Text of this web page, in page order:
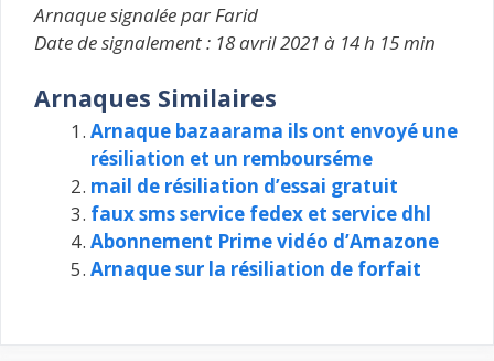
Arnaque signalée par Farid
Date de signalement : 18 avril 2021 à 14 h 15 min
Arnaques Similaires
Arnaque bazaarama ils ont envoyé une
résiliation et un rembourséme
mail de résiliation d’essai gratuit
faux sms service fedex et service dhl
Abonnement Prime vidéo d’Amazone
Arnaque sur la résiliation de forfait